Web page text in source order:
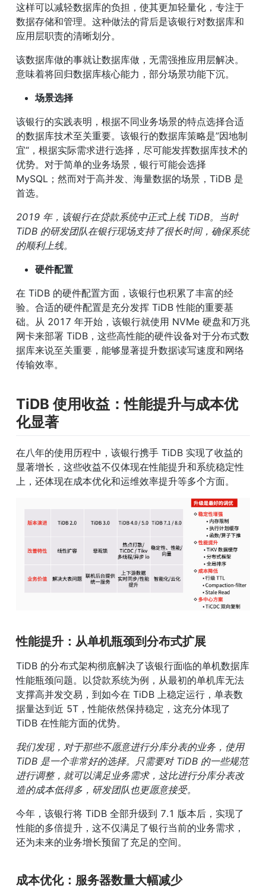
这样可以减轻数据库的负担，使其更加轻量化，专注于
数据存储和管理。这种做法的背后是该银行对数据库和
应用层职责的清晰划分。
该数据库做的事就让数据库做，无需强推应用层解决。
意味着将回归数据库核心能力，部分场景功能下沉。
场景选择
该银行的实践表明，根据不同业务场景的特点选择合适
的数据库技术至关重要。该银行的数据库策略是”因地制
宜“，根据实际需求进行选择，尽可能发挥数据库技术的
优势。对于简单的业务场景，银行可能会选择
MySQL；然而对于高并发、海量数据的场景，TiDB 是
首选。
2019 年，该银行在贷款系统中正式上线 TiDB。当时
TiDB 的研发团队在银行现场支持了很长时间，确保系统
的顺利上线。
硬件配置
在 TiDB 的硬件配置方面，该银行也积累了丰富的经
验。合适的硬件配置是充分发挥 TiDB 性能的重要基
础。从 2017 年开始，该银行就使用 NVMe 硬盘和万兆
网卡来部署 TiDB，这些高性能的硬件设备对于分布式数
据库来说至关重要，能够显著提升数据读写速度和网络
传输效率。
TiDB 使用收益：性能提升与成本优
化显著
在八年的使用历程中，该银行携手 TiDB 实现了收益的
显著增长，这些收益不仅体现在性能提升和系统稳定性
上，还体现在成本优化和运维效率提升等多个方面。
性能提升：从单机瓶颈到分布式扩展
TiDB 的分布式架构彻底解决了该银行面临的单机数据库
性能瓶颈问题。以贷款系统为例，从最初的单机库无法
支撑高并发交易，到如今在 TiDB 上稳定运行，单表数
据量达到近 5T，性能依然保持稳定，这充分体现了
TiDB 在性能方面的优势。
我们发现，对于那些不愿意进行分库分表的业务，使用
TiDB 是一个非常好的选择。只需要对 TiDB 的一些规范
进行调整，就可以满足业务需求，这比进行分库分表改
造的成本低得多，研发团队也更愿意接受。
今年，该银行将 TiDB 全部升级到 7.1 版本后，实现了
性能的多倍提升，这不仅满足了银行当前的业务需求，
还为未来的业务增长预留了充足的空间。
成本优化：服务器数量大幅减少